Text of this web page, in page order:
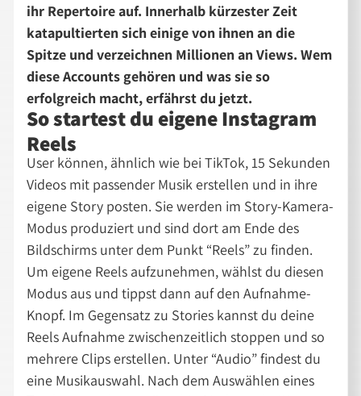
ihr Repertoire auf. Innerhalb kürzester Zeit
katapultierten sich einige von ihnen an die
Spitze und verzeichnen Millionen an Views. Wem
diese Accounts gehören und was sie so
erfolgreich macht, erfährst du jetzt.
So startest du eigene Instagram
Reels
User können, ähnlich wie bei TikTok, 15 Sekunden
Videos mit passender Musik erstellen und in ihre
eigene Story posten. Sie werden im Story-Kamera-
Modus produziert und sind dort am Ende des
Bildschirms unter dem Punkt “Reels” zu finden.
Um eigene Reels aufzunehmen, wählst du diesen
Modus aus und tippst dann auf den Aufnahme-
Knopf. Im Gegensatz zu Stories kannst du deine
Reels Aufnahme zwischenzeitlich stoppen und so
mehrere Clips erstellen. Unter “Audio” findest du
eine Musikauswahl. Nach dem Auswählen eines